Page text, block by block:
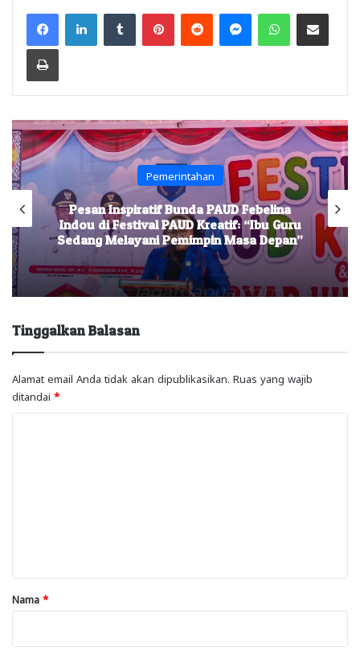
FacebookLinkedInTumblr PinterestReddit MessengerWhatsAppShare via Email
Print
Pemerintahan
Pesan Inspiratif Bunda PAUD Febelina
Indou di Festival PAUD Kreatif: “Ibu Guru
Sedang Melayani Pemimpin Masa Depan”
Tinggalkan Balasan
Alamat email Anda tidak akan dipublikasikan. Ruas yang wajib
ditandai *
rNama *